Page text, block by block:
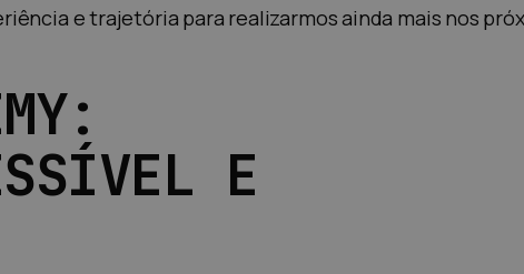
e trajetória para realizarmos ainda mais nos
E